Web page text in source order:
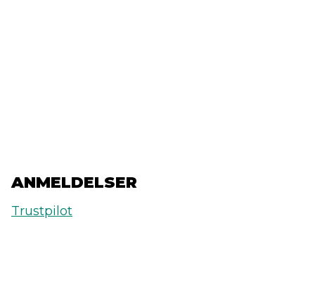
ANMELDELSER
Trustpilot